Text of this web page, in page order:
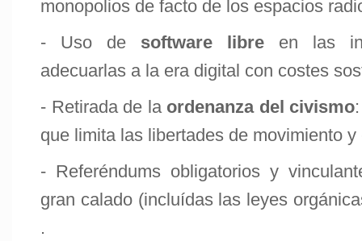
monopolios de facto de los espacios
- Uso de software libre en las
adecuarlas a la era digital con costes
- Retirada de la ordenanza del civismo
que limita las libertades de movimiento y
- Referéndums obligatorios y
gran calado (incluídas las leyes
.